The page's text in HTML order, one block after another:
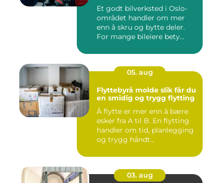
Et godt bilverksted i Oslo-
området handler om mer
enn å skru og bytte deler.
For mange bileiere bety...
05. aug
Flyttebyrå molde slik får du
en smidig og trygg flytting
Å flytte er mer enn å bære
esker fra A til B. En flytting
handler om tid, planlegging
og trygg håndt...
03. aug